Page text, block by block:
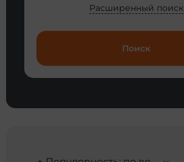
Расширенный поиск
Поиск